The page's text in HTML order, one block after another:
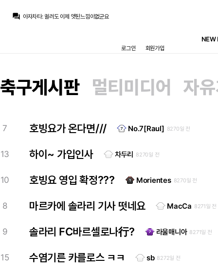
question_answer 아자차타:귈러도 이제 앳된느낌이없군요
ㅇ-ㅇ
치인다… 외모 물올랐어
ㅇ-ㅇ:m.fmkorea.com/index.php?mid=football_world&category=233499071&document_srl=10190273886
마르코 로이스
귈러 뭔가 나중에 수염 기를거 같은 느낌
NEW
로그인 회원가입
축구게시판 멀티미디어 자
7 호빙요가 온다면/// No.7[Raul] 8270일 전
13 하이~ 가입인사 차두리 8270일 전
10 호빙요 영입 확정??? Morientes 8270일 전
8 마르카에 솔라리 기사 떳네요 MacCa 8271일 전
9 솔라리 FC바르셀로나行? 라울매니아 8271일 전
15 수염기른 카를로스 ㅋㅋ sb 8272일 전